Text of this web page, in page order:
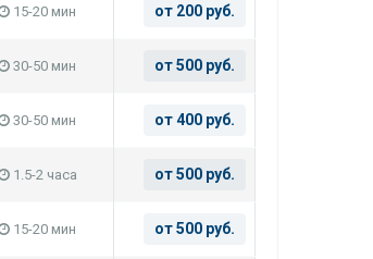
15-20 мин от 200 руб.
30-50 мин от 500 руб.
30-50 мин от 400 руб.
1.5-2 часа от 500 руб.
15-20 мин от 500 руб.